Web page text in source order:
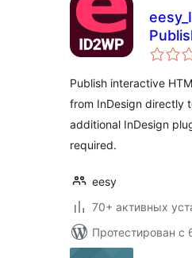
Publish interactive
from InDesign directly
additional InDesign
required.
eesy
70+ активных
Протестирован с